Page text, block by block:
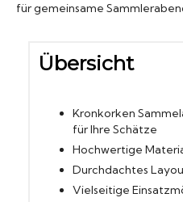
für gemeinsame
Übersicht
Kronkorken
für Ihre Schätze
Hochwertige
Durchdachtes
Vielseitige